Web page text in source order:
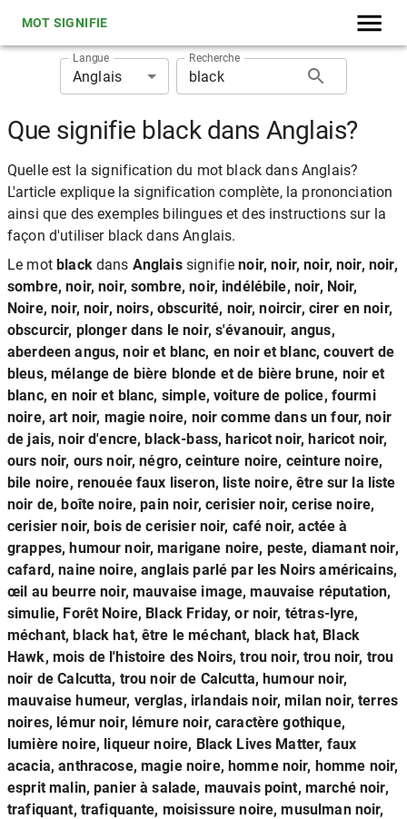
MOT SIGNIFIE
Langue
Anglais
Recherche
Que signifie black dans Anglais?
Quelle est la signification du mot black dans Anglais?
L'article explique la signification complète, la prononciation
ainsi que des exemples bilingues et des instructions sur la
façon d'utiliser black dans Anglais.
Le motblackdans Anglaissignifienoir, noir, noir, noir, noir,
sombre, noir, noir, sombre, noir, indélébile, noir, Noir,
Noire, noir, noir, noirs, obscurité, noir, noircir, cirer en noir,
obscurcir, plonger dans le noir, s'évanouir, angus,
aberdeen angus, noir et blanc, en noir et blanc, couvert de
bleus, mélange de bière blonde et de bière brune, noir et
blanc, en noir et blanc, simple, voiture de police, fourmi
noire, art noir, magie noire, noir comme dans un four, noir
de jais, noir d'encre, black-bass, haricot noir, haricot noir,
ours noir, ours noir, négro, ceinture noire, ceinture noire,
bile noire, renouée faux liseron, liste noire, être sur la liste
noir de, boîte noire, pain noir, cerisier noir, cerise noire,
cerisier noir, bois de cerisier noir, café noir, actée à
grappes, humour noir, marigane noire, peste, diamant noir,
cafard, naine noire, anglais parlé par les Noirs américains,
œil au beurre noir, mauvaise image, mauvaise réputation,
simulie, Forêt Noire, Black Friday, or noir, tétras-lyre,
méchant, black hat, être le méchant, black hat, Black
Hawk, mois de l'histoire des Noirs, trou noir, trou noir, trou
noir de Calcutta, trou noir de Calcutta, humour noir,
mauvaise humeur, verglas, irlandais noir, milan noir, terres
noires, lémur noir, lémure noir, caractère gothique,
lumière noire, liqueur noire, Black Lives Matter, faux
acacia, anthracose, magie noire, homme noir, homme noir,
esprit malin, panier à salade, mauvais point, marché noir,
trafiquant, trafiquante, moisissure noire, musulman noir,